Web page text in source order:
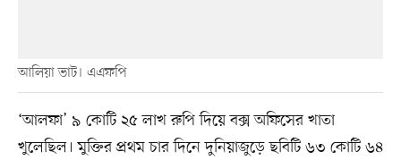
আলিয়া ভাট। এএফপি
‘আলফা’ ৯ কোটি ২৫ লাখ রুপি দিয়ে বক্স অফিসের খাতা
খুলেছিল। মুক্তির প্রথম চার দিনে দুনিয়াজুড়ে ছবিটি ৬৩ কোটি ৬৪